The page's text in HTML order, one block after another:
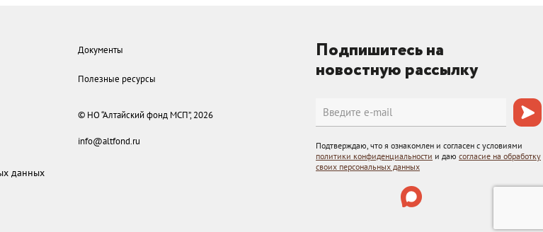
данных
Документы
Полезные ресурсы
© НО “Алтайский фонд МСП”, 2026
info@altfond.ru
Подпишитесь на
новостную рассылку
Подтверждаю, что я ознакомлен и согласен с условиями
политики конфиденциальности и даю согласие на обработку
своих персональных данных